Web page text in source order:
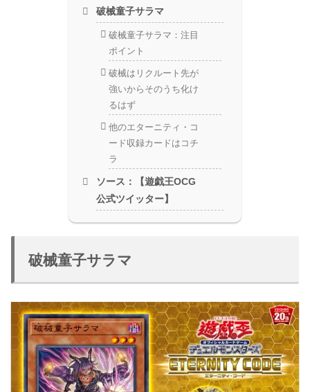
破械童子サラマ
破械童子サラマ：注目
ポイント
破械はリクルート先が
強いからそのうち化け
るはず
他のエターニティ・コ
ード収録カードはコチ
ラ
ソース：【遊戯王OCG
公式ツイッター】
破械童子サラマ